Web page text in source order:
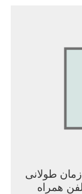
طولانی